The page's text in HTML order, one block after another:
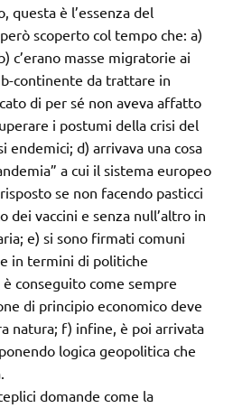
questa è l’essenza del
scoperto col tempo che: a)
c’erano masse migratorie ai
continente da trattare in
di per sé non aveva affatto
i postumi della crisi del
endemici; d) arrivava una cosa
a cui il sistema europeo
se non facendo pasticci
dei vaccini e senza null’altro in
e) si sono firmati comuni
in termini di politiche
conseguito come sempre
di principio economico deve
natura; f) infine, è poi arrivata
logica geopolitica che
domande come la